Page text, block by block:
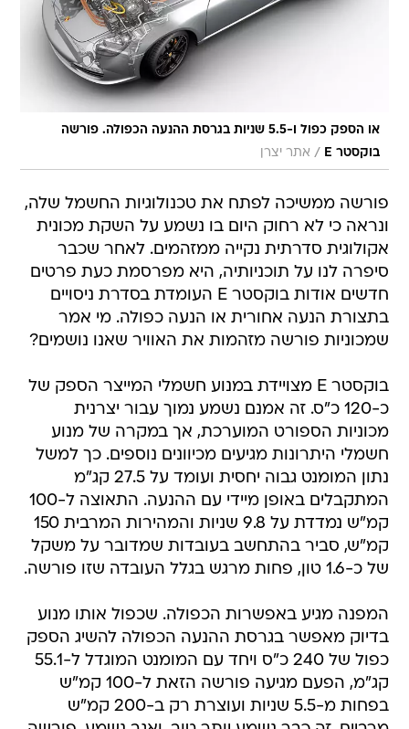
או הספק כפול ו-5.5 שניות בגרסת ההנעה הכפולה. פורשה
בוקסטר E
/ אתר יצרן
פורשה ממשיכה לפתח את טכנולוגיות החשמל שלה,
ונראה כי לא רחוק היום בו נשמע על השקת מכונית
אקולוגית סדרתית נקייה ממזהמים. לאחר שכבר
סיפרה לנו על תוכניותיה, היא מפרסמת כעת פרטים
חדשים אודות בוקסטר E העומדת בסדרת ניסויים
בתצורת הנעה אחורית או הנעה כפולה. מי אמר
שמכוניות פורשה מזהמות את האוויר שאנו נושמים?
בוקסטר E מצויידת במנוע חשמלי המייצר הספק של
כ-120 כ"ס. זה אמנם נשמע נמוך עבור יצרנית
מכוניות הספורט המוערכת, אך במקרה של מנוע
חשמלי היתרונות מגיעים מכיוונים נוספים. כך למשל
נתון המומנט גבוה יחסית ועומד על 27.5 קג"מ
המתקבלים באופן מיידי עם ההנעה. התאוצה ל-100
קמ"ש נמדדת על 9.8 שניות והמהירות המרבית 150
קמ"ש, סביר בהתחשב בעובדות שמדובר על משקל
של כ-1.6 טון, פחות מרגש בגלל העובדה שזו פורשה.
המפנה מגיע באפשרות הכפולה. שכפול אותו מנוע
בדיוק מאפשר בגרסת ההנעה הכפולה להשיג הספק
כפול של 240 כ"ס ויחד עם המומנט המוגדל ל-55.1
קג"מ, הפעם מגיעה פורשה הזאת ל-100 קמ"ש
בפחות מ-5.5 שניות ועוצרת רק ב-200 קמ"ש